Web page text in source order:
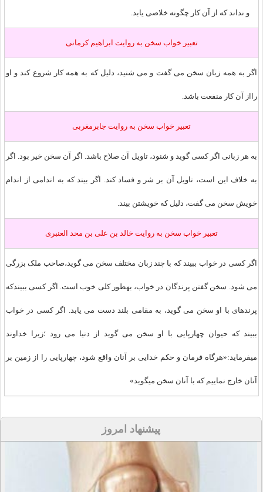
و نداند که از آن کار چگونه خلاصی یابد.
تعبير خواب سخن به روايت ابراهیم کرمانی
اگر به همه زبان سخن می گفت و می شنید، دلیل که به همه کار شروع کند و او
رااز آن کار منفعت باشد.
تعبير خواب سخن به روايت جابرمغربی
به هر زبانی اگر کسی گوید و شنود، تاویل آن صلاح باشد. اگر آن سخن خیر بود. اگر
به خلاف این است، تاویل آن بر شر و فساد کند. اگر بیند که به اندامی از اندام
خویش سخن می گفت، دلیل که خویشتن بیند.
تعبير خواب سخن به روايت خالد بن علی بن محد العنبری
اگر کسی در خواب ببیند که با چند زبان مختلف سخن می گوید،صاحب ملک بزرگی
می شود. سخن گفتن پرندگان در خواب، بهطور کلی خوب است. اگر کسی ببیندکه
پرندهای با او سخن می گوید، به مقامی بلند دست می یابد. اگر کسی در خواب
ببیند که حیوان چهارپایی با او سخن می گوید از دنیا می رود ؛زیرا خداوند
میفرماید:«هرگاه فرمان و حکم خدایی بر آنان واقع شود، چهارپایی را از زمین بر
آنان خارج نماییم که با آنان سخن میگوید»
پیشنهاد امروز